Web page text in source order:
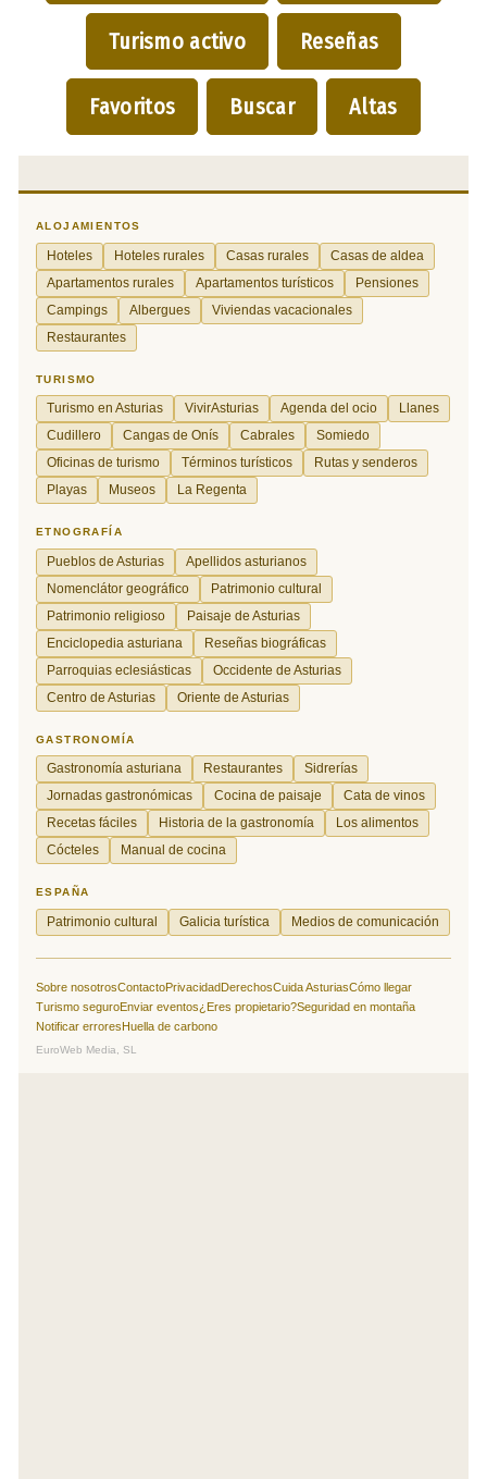
Turismo activo Reseñas
Favoritos Buscar Altas